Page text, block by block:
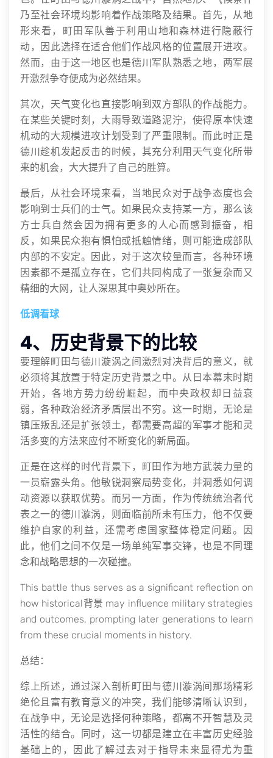
乃至社会环境均影响着作战策略及结果。首先，从地
形来看，町田军队善于利用山地和森林进行隐蔽行
动，因此选择在适合他们作战风格的位置展开进攻。
然而，由于这一地区也是德川军队熟悉之地，两军展
开激烈争夺便成为必然结果。
其次，天气变化也直接影响到双方部队的作战能力。
在某些关键时刻，大雨导致道路泥泞，使得原本快速
机动的大规模进攻计划受到了严重限制。而此时正是
德川趁机发起反击的时候，其充分利用天气变化所带
来的机会，大大提升了自己的胜算。
最后，从社会环境来看，当地民众对于战争态度也会
影响到士兵们的士气。如果民众支持某一方，那么该
方士兵自然会因为拥有更多的人心而感到振奋，相
反，如果民众抱有惧怕或抵触情绪，则可能造成部队
内部的不安定。因此，对于这次较量而言，各种环境
因素都不是孤立存在，它们共同构成了一张复杂而又
精细的大网，让人深思其中奥妙所在。
低调看球
4、历史背景下的比较
要理解町田与德川漩涡之间激烈对决背后的意义，就
必须将其放置于特定历史背景之中。从日本幕末时期
开始，各地方势力纷纷崛起，而中央政权却日益衰
弱，各种政治经济矛盾层出不穷。这一时期，无论是
镇压叛乱还是扩张领土，都需要高超的军事才能和灵
活多变的方法来应付不断变化的新局面。
正是在这样的时代背景下，町田作为地方武装力量的
一员崭露头角。他敏锐洞察局势变化，并洞悉如何调
动资源以获取优势。而另一方面，作为传统统治者代
表之一的德川漩涡，则面临前所未有压力，他不仅要
维护自家的利益，还需考虑国家整体稳定问题。因
此，他们之间不仅是一场单纯军事交锋，也是不同理
念和战略思想的一次碰撞。
This battle thus serves as a significant reflection on
how historical背景 may influence military strategies
and outcomes, prompting later generations to learn
from these crucial moments in history.
总结：
综上所述，通过深入剖析町田与德川漩涡间那场精彩
绝伦且富有教育意义的冲突，我们能够清晰认识到，
在战争中，无论是选择何种策略，都离不开智慧及灵
活性的结合。同时，这一切都是建立在丰富历史经验
基础上的，因此了解过去对于指导未来显得尤为重